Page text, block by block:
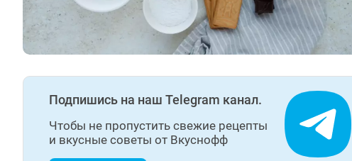
Подпишись на наш Telegram канал.
Чтобы не пропустить свежие рецепты
и вкусные советы от Вкуснофф